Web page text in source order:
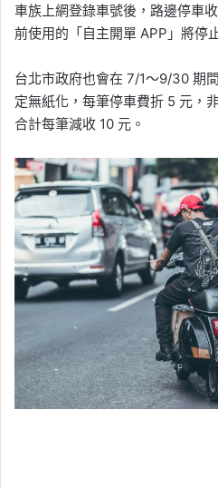
車族上網登錄車號後，路邊停車
前使用的「自主開單 APP」將停
台北市政府也會在 7/1～9/30 期
定無紙化，每筆停車費折 5 元，
合計每筆減收 10 元。